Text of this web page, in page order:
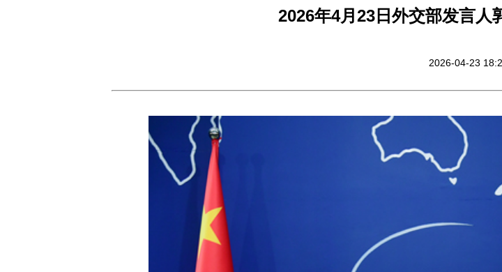
2026年4月23日外交部发言人
2026-04-23